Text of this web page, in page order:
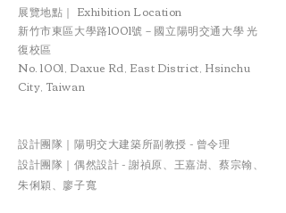
展覽地點｜ Exhibition Location
新竹市東區大學路1001號－國立陽明交通大學 光
復校區
No. 1001, Daxue Rd, East District, Hsinchu
City, Taiwan
設計團隊｜陽明交大建築所副教授 - 曾令理
設計團隊｜偶然設計 - 謝禎原、王嘉澍、蔡宗翰、
朱俐穎、廖子寬